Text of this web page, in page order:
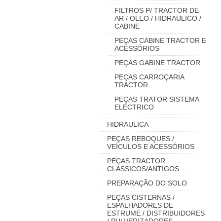
FILTROS P/ TRACTOR DE
AR / OLEO / HIDRAULICO /
CABINE
PEÇAS CABINE TRACTOR E
ACESSÓRIOS
PEÇAS GABINE TRACTOR
PEÇAS CARROÇARIA
TRACTOR
PEÇAS TRATOR SISTEMA
ELECTRICO
HIDRAULICA
PEÇAS REBOQUES /
VEÍCULOS E ACESSÓRIOS
PEÇAS TRACTOR
CLASSICOS/ANTIGOS
PREPARAÇÃO DO SOLO
PEÇAS CISTERNAS /
ESPALHADORES DE
ESTRUME / DISTRIBUIDORES